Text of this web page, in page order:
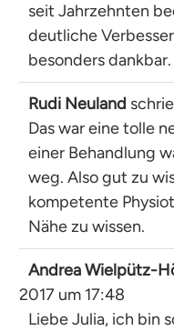
seit Jahrzehnten
deutliche
besonders dankbar.
Rudi Neuland
Das war eine tolle
einer Behandlung
weg. Also gut zu
kompetente
Nähe zu wissen.
Andrea Wielpütz-
2017 um 17:48
Liebe Julia, ich bin